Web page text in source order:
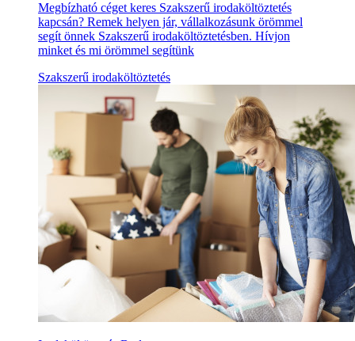
Megbízható céget keres Szakszerű irodaköltöztetés
kapcsán? Remek helyen jár, vállalkozásunk örömmel
segít önnek Szakszerű irodaköltöztetésben. Hívjon
minket és mi örömmel segítünk
Szakszerű irodaköltöztetés